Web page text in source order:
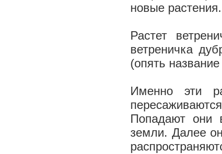
новые
Растет
ветреничка
(опять
Именно эти
Попадают они
земли. Далее